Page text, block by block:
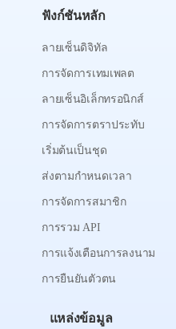
ฟังก์ชันหลัก
ลายเซ็นดิจิทัล
การจัดการเทมเพลต
ลายเซ็นอิเล็กทรอนิกส์
การจัดการตราประทับ
เริ่มต้นเป็นชุด
ส่งตามกำหนดเวลา
การจัดการสมาชิก
การรวม API
การแจ้งเตือนการลงนาม
การยืนยันตัวตน
แหล่งข้อมูล